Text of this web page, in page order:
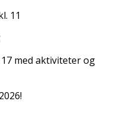
11
med aktiviteter og